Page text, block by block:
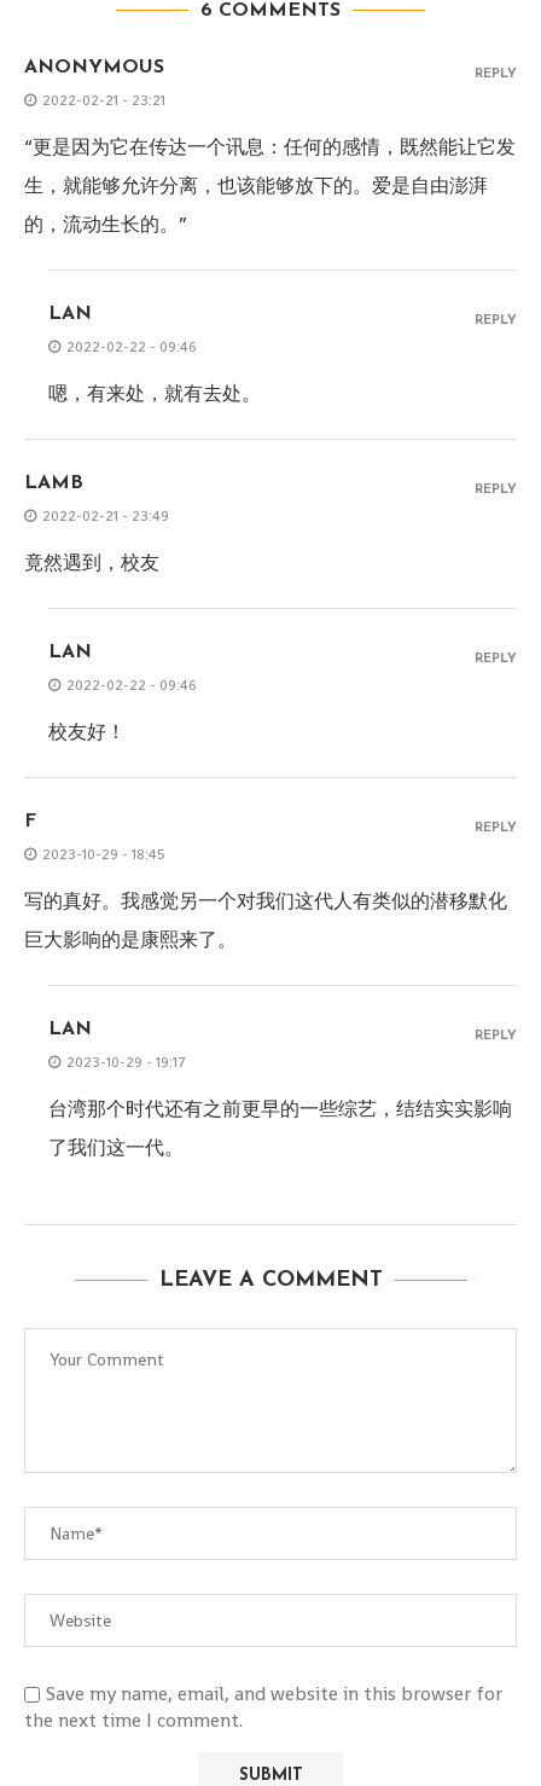
6 COMMENTS
ANONYMOUS
2022-02-21 - 23:21
“更是因为它在传达一个讯息：任何的感情，既然能让它发
生，就能够允许分离，也该能够放下的。爱是自由澎湃
的，流动生长的。”
REPLY
LAN
2022-02-22 - 09:46
嗯，有来处，就有去处。
REPLY
LAMB
2022-02-21 - 23:49
竟然遇到，校友
REPLY
LAN
2022-02-22 - 09:46
校友好！
REPLY
F
2023-10-29 - 18:45
写的真好。我感觉另一个对我们这代人有类似的潜移默化
巨大影响的是康熙来了。
REPLY
LAN
2023-10-29 - 19:17
台湾那个时代还有之前更早的一些综艺，结结实实影响
了我们这一代。
REPLY
LEAVE A COMMENT
Save my name, email, and website in this browser for
the next time I comment.